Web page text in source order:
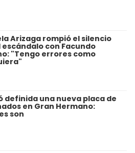
Arizaga rompió el silencio
escándalo con Facundo
"Tengo errores como
definida una nueva placa de
en Gran Hermano:
son